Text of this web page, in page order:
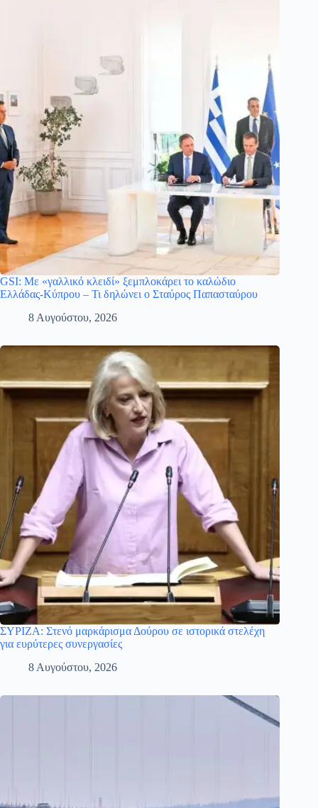
GSI: Με «γαλλικό κλειδί» ξεμπλοκάρει το καλώδιο
Ελλάδας-Κύπρου – Τι δηλώνει ο Σταύρος Παπασταύρου
8 Αυγούστου, 2026
ΣΥΡΙΖΑ: Στενό μαρκάρισμα Δούρου σε ιστορικά στελέχη
για ευρύτερες συνεργασίες
8 Αυγούστου, 2026